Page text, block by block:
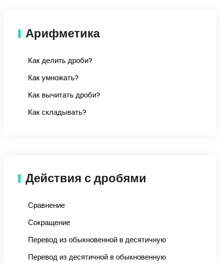
Арифметика
Как делить дроби?
Как умножать?
Как вычитать дроби?
Как складывать?
Действия с дробями
Сравнение
Сокращение
Перевод из обыкновенной в десятичную
Перевод из десятичной в обыкновенную